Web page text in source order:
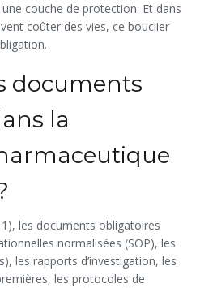
couche de protection. Et dans
coûter des vies, ce bouclier
documents
la
les documents obligatoires
normalisées (SOP), les
les rapports d’investigation, les
les protocoles de